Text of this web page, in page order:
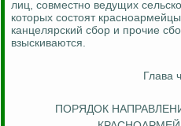
лиц, совместно ведущих
которых состоят
канцелярский сбор и прочие
взыскиваются.
Глава
ПОРЯДОК